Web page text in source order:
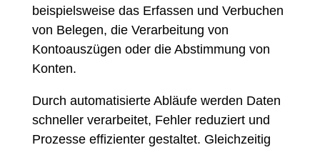
beispielsweise das Erfassen und Verbuchen
von Belegen, die Verarbeitung von
Kontoauszügen oder die Abstimmung von
Konten.
Durch automatisierte Abläufe werden Daten
schneller verarbeitet, Fehler reduziert und
Prozesse effizienter gestaltet. Gleichzeitig